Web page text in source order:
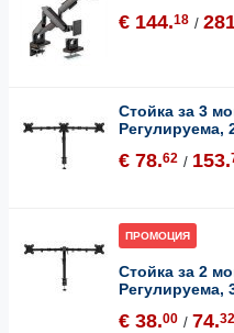
€ 144.18 /
Стойка за 3
Регулируема,
€ 78.62 / 153.
ПРОМОЦИЯ
Стойка за 2
Регулируема,
€ 38.00 / 74.32